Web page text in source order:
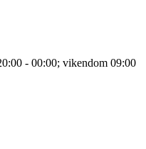
- 00:00; vikendom 09:00